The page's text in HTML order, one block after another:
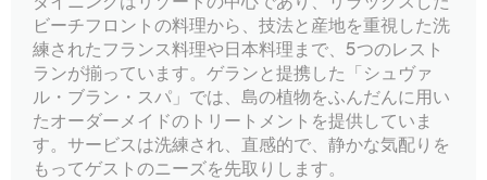
ビーチフロントの料理から、技法と産地を重視した洗
練されたフランス料理や日本料理まで、5つのレスト
ランが揃っています。ゲランと提携した「シュヴァ
ル・ブラン・スパ」では、島の植物をふんだんに用い
たオーダーメイドのトリートメントを提供していま
す。サービスは洗練され、直感的で、静かな気配りを
もってゲストのニーズを先取りします。